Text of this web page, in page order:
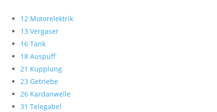
12 Motorelektrik
13 Vergaser
16 Tank
18 Auspuff
21 Kupplung
23 Getriebe
26 Kardanwelle
31 Telegabel